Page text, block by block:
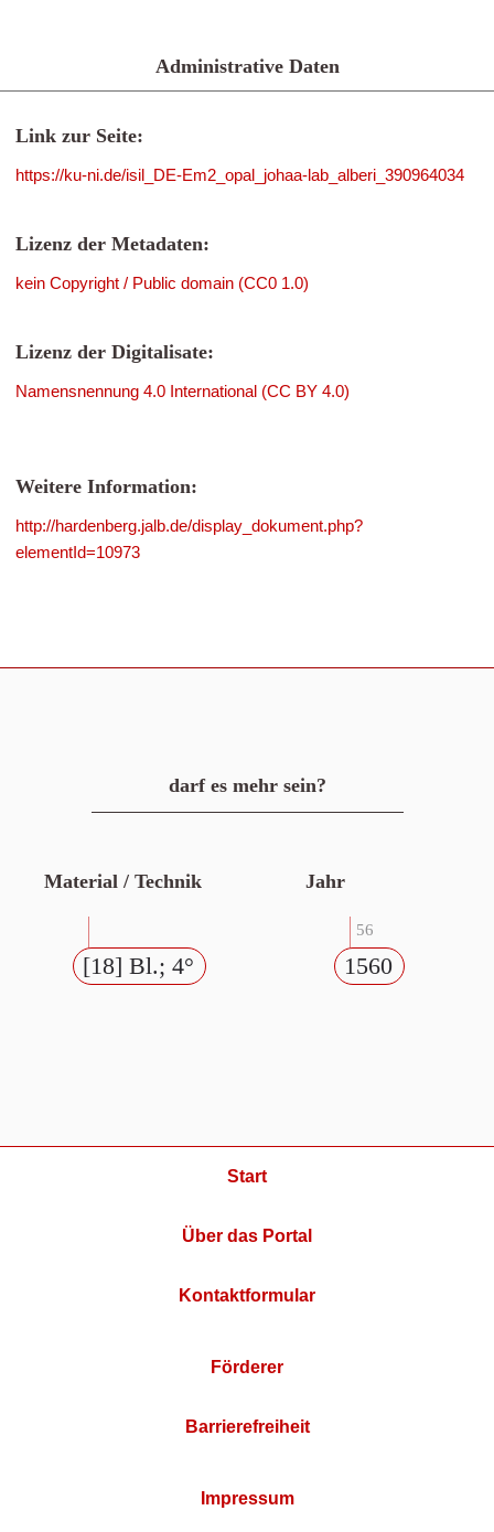
Administrative Daten
Link zur Seite:
https://ku-ni.de/isil_DE-Em2_opal_johaa-lab_alberi_390964034
Lizenz der Metadaten:
kein Copyright / Public domain (CC0 1.0)
Lizenz der Digitalisate:
Namensnennung 4.0 International (CC BY 4.0)
Weitere Information:
http://hardenberg.jalb.de/display_dokument.php?
elementId=10973
darf es mehr sein?
Material / Technik
[18] Bl.; 4°
Jahr
56
1560
Start
Über das Portal
Kontaktformular
Förderer
Barrierefreiheit
Impressum